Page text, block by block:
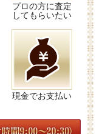
プロの方に査定
してもらいたい
現金でお支払い